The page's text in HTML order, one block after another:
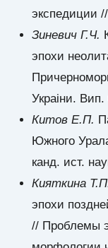
экспедиции
Зиневич Г.Ч.
эпохи
Украiни.
Китов Е.П.
Южного
канд. ист.
Кияткина
эпохи
// Проблемы